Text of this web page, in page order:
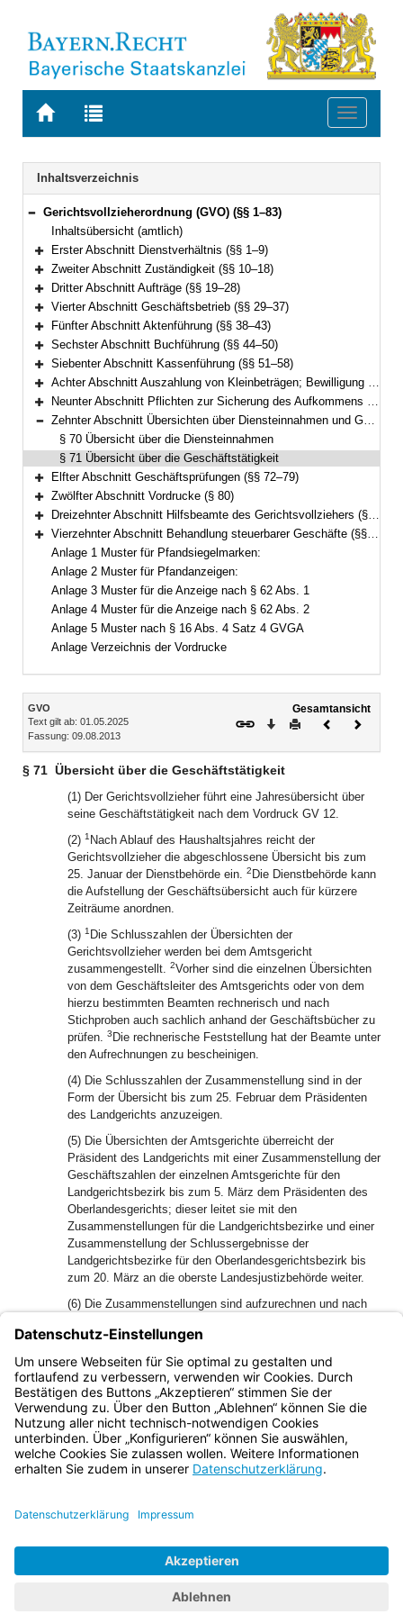
Zur
BAYERN.RECHT
Zur
letzten
Suche
Toggle
Navigation
Inhaltsverzeichnis
Bereich reduzieren
Gerichtsvollzieherordnung (GVO) (§§ 1–83)
Inhaltsübersicht (amtlich)
Bereich erweitern
Erster Abschnitt Dienstverhältnis (§§ 1–9)
Bereich erweitern
Zweiter Abschnitt Zuständigkeit (§§ 10–18)
Bereich erweitern
Dritter Abschnitt Aufträge (§§ 19–28)
Bereich erweitern
Vierter Abschnitt Geschäftsbetrieb (§§ 29–37)
Bereich erweitern
Fünfter Abschnitt Aktenführung (§§ 38–43)
Bereich erweitern
Sechster Abschnitt Buchführung (§§ 44–50)
Bereich erweitern
Siebenter Abschnitt Kassenführung (§§ 51–58)
Bereich erweitern
Achter Abschnitt Auszahlung von Kleinbeträgen; Bewilligung von Prozess- oder Verfahrenskostenhilfe (§§ 59–61)
Bereich erweitern
Neunter Abschnitt Pflichten zur Sicherung des Aufkommens aus Steuern und Abgaben (§§ 62–69)
Bereich reduzieren
Zehnter Abschnitt Übersichten über Diensteinnahmen und Geschäftstätigkeit (§§ 70–71)
§ 70 Übersicht über die Diensteinnahmen
§ 71 Übersicht über die Geschäftstätigkeit
Bereich erweitern
Elfter Abschnitt Geschäftsprüfungen (§§ 72–79)
Bereich erweitern
Zwölfter Abschnitt Vordrucke (§ 80)
Bereich erweitern
Dreizehnter Abschnitt Hilfsbeamte des Gerichtsvollziehers (§ 81)
Bereich erweitern
Vierzehnter Abschnitt Behandlung steuerbarer Geschäfte (§§ 82–83)
Anlage 1 Muster für Pfandsiegelmarken:
Anlage 2 Muster für Pfandanzeigen:
Anlage 3 Muster für die Anzeige nach § 62 Abs. 1
Anlage 4 Muster für die Anzeige nach § 62 Abs. 2
Anlage 5 Muster nach § 16 Abs. 4 Satz 4 GVGA
Anlage Verzeichnis der Vordrucke
Inhalt
GVO
Text gilt ab: 01.05.2025
Fassung: 09.08.2013
Gesamtansicht
Download
DruckenVorheriges
§ 71 Übersicht über die Geschäftstätigkeit
(1) Der Gerichtsvollzieher führt eine Jahresübersicht über
seine Geschäftstätigkeit nach dem Vordruck GV 12.
(2) 1 Nach Ablauf des Haushaltsjahres reicht der
Gerichtsvollzieher die abgeschlossene Übersicht bis zum
25. Januar der Dienstbehörde ein. 2 Die Dienstbehörde kann
die Aufstellung der Geschäftsübersicht auch für kürzere
Zeiträume anordnen.
(3) 1 Die Schlusszahlen der Übersichten der
Gerichtsvollzieher werden bei dem Amtsgericht
zusammengestellt. 2Vorher sind die einzelnen Übersichten
von dem Geschäftsleiter des Amtsgerichts oder von dem
hierzu bestimmten Beamten rechnerisch und nach
Stichproben auch sachlich anhand der Geschäftsbücher zu
prüfen. 3 Die rechnerische Feststellung hat der Beamte unter
den Aufrechnungen zu bescheinigen.
(4) Die Schlusszahlen der Zusammenstellung sind in der
Form der Übersicht bis zum 25. Februar dem Präsidenten
des Landgerichts anzuzeigen.
(5) Die Übersichten der Amtsgerichte überreicht der
Präsident des Landgerichts mit einer Zusammenstellung der
Geschäftszahlen der einzelnen Amtsgerichte für den
Landgerichtsbezirk bis zum 5. März dem Präsidenten des
Oberlandesgerichts; dieser leitet sie mit den
Zusammenstellungen für die Landgerichtsbezirke und einer
Zusammenstellung der Schlussergebnisse der
Landgerichtsbezirke für den Oberlandesgerichtsbezirk bis
zum 20. März an die oberste Landesjustizbehörde weiter.
(6) Die Zusammenstellungen sind aufzurechnen und nach
(7) Die Präsidenten der Land- und Oberlandesgerichte
können für ihre Zwecke die Einreichung von weiteren
Stücken der Übersichten anordnen.
Bayern.de
BayernPortal
Impressum